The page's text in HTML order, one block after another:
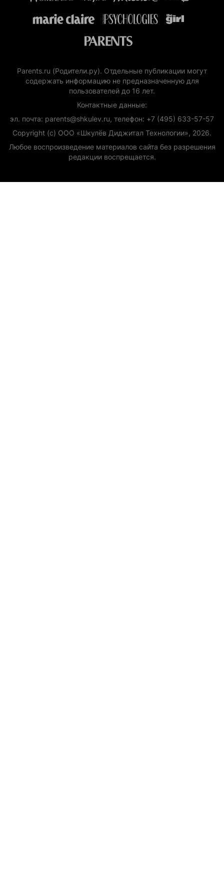
Parents.ru (Родители.ру). Отдельные публикации могут
содержать информацию не предназначенную для
пользователей до 16 лет.
Контактные данные:
эл. почта: parents@shkulev.ru, телефон: +7 (495) 633-57-57
Copyright (с) ООО «Шкулёв Диджитал Технологии», 2026.
Любое воспроизведение материалов сайта без разрешения
редакции воспрещается.